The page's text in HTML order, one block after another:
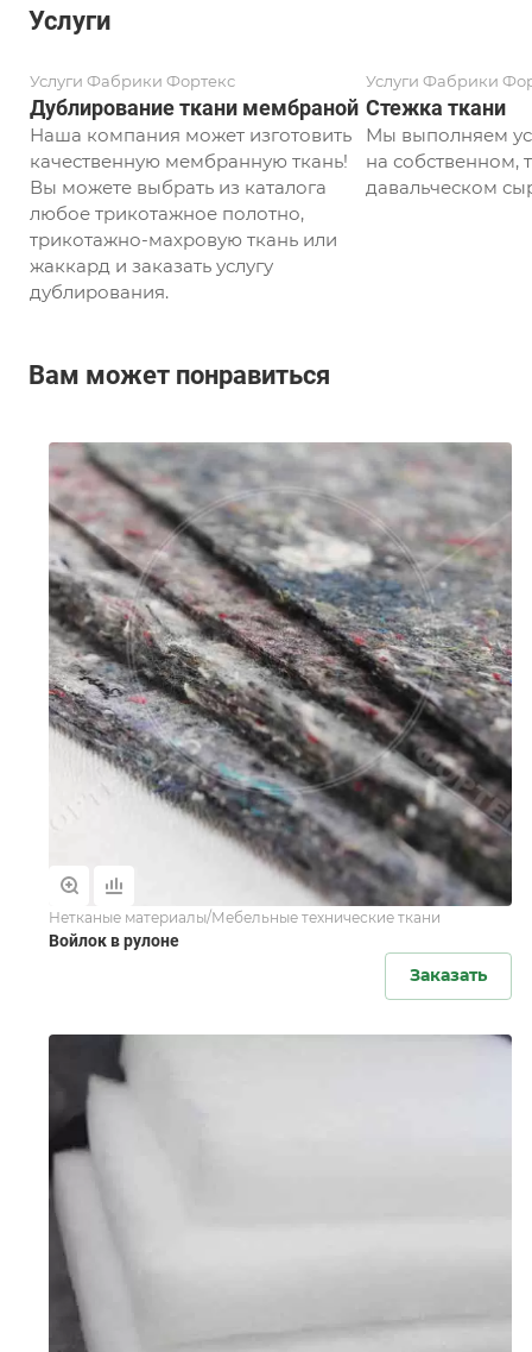
Услуги
Услуги Фабрики Фортекс
Дублирование ткани мембраной
Наша компания может изготовить
качественную мембранную ткань!
Вы можете выбрать из каталога
любое трикотажное полотно,
трикотажно-махровую ткань или
жаккард и заказать услугу
дублирования.
Услуги Фабрики
Стежка ткани
Мы выполняем
на собственном,
давальческом
Вам может понравиться
Нетканые материалы/Мебельные технические ткани
Войлок в рулоне
Заказать